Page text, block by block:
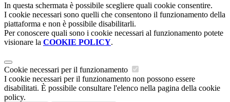
In questa schermata è possibile scegliere quali cookie consentire.
I cookie necessari sono quelli che consentono il funzionamento della
piattaforma e non è possibile disabilitarli.
Per conoscere quali sono i cookie necessari al funzionamento potete
visionare la COOKIE POLICY.
Cookie necessari per il funzionamento
I cookie necessari per il funzionamento non possono essere
disabilitati. È possibile consultare l'elenco nella pagina della cookie
policy.